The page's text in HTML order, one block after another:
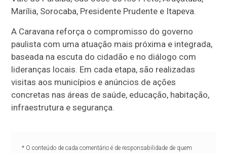
Marília, Sorocaba, Presidente Prudente e Itapeva.
A Caravana reforça o compromisso do governo
paulista com uma atuação mais próxima e integrada,
baseada na escuta do cidadão e no diálogo com
lideranças locais. Em cada etapa, são realizadas
visitas aos municípios e anúncios de ações
concretas nas áreas de saúde, educação, habitação,
infraestrutura e segurança.
* O conteúdo de cada comentário é de responsabilidade de quem